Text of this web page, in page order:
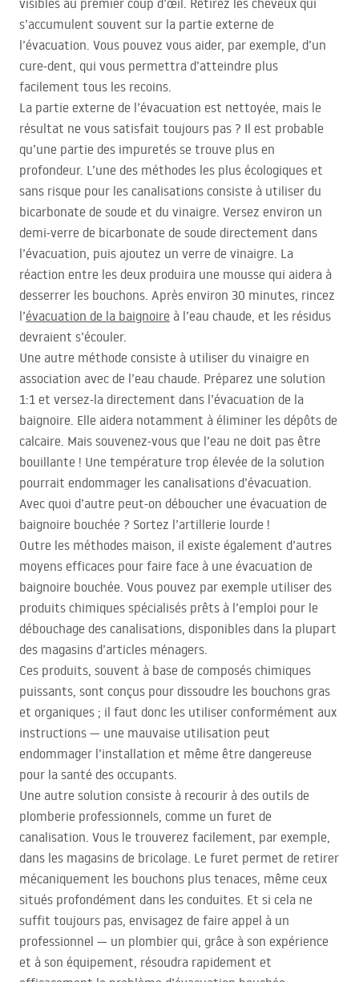
visibles au premier coup d’œil. Retirez les cheveux qui
s’accumulent souvent sur la partie externe de
l’évacuation. Vous pouvez vous aider, par exemple, d’un
cure-dent, qui vous permettra d’atteindre plus
facilement tous les recoins.
La partie externe de l’évacuation est nettoyée, mais le
résultat ne vous satisfait toujours pas ? Il est probable
qu’une partie des impuretés se trouve plus en
profondeur. L’une des méthodes les plus écologiques et
sans risque pour les canalisations consiste à utiliser du
bicarbonate de soude et du vinaigre. Versez environ un
demi-verre de bicarbonate de soude directement dans
l’évacuation, puis ajoutez un verre de vinaigre. La
réaction entre les deux produira une mousse qui aidera à
desserrer les bouchons. Après environ 30 minutes, rincez
l’évacuation de la baignoire à l’eau chaude, et les résidus
devraient s’écouler.
Une autre méthode consiste à utiliser du vinaigre en
association avec de l’eau chaude. Préparez une solution
1:1 et versez-la directement dans l’évacuation de la
baignoire. Elle aidera notamment à éliminer les dépôts de
calcaire. Mais souvenez-vous que l’eau ne doit pas être
bouillante ! Une température trop élevée de la solution
pourrait endommager les canalisations d’évacuation.
Avec quoi d’autre peut-on déboucher une évacuation de
baignoire bouchée ? Sortez l’artillerie lourde !
Outre les méthodes maison, il existe également d’autres
moyens efficaces pour faire face à une évacuation de
baignoire bouchée. Vous pouvez par exemple utiliser des
produits chimiques spécialisés prêts à l’emploi pour le
débouchage des canalisations, disponibles dans la plupart
des magasins d’articles ménagers.
Ces produits, souvent à base de composés chimiques
puissants, sont conçus pour dissoudre les bouchons gras
et organiques ; il faut donc les utiliser conformément aux
instructions — une mauvaise utilisation peut
endommager l’installation et même être dangereuse
pour la santé des occupants.
Une autre solution consiste à recourir à des outils de
plomberie professionnels, comme un furet de
canalisation. Vous le trouverez facilement, par exemple,
dans les magasins de bricolage. Le furet permet de retirer
mécaniquement les bouchons plus tenaces, même ceux
situés profondément dans les conduites. Et si cela ne
suffit toujours pas, envisagez de faire appel à un
professionnel — un plombier qui, grâce à son expérience
et à son équipement, résoudra rapidement et